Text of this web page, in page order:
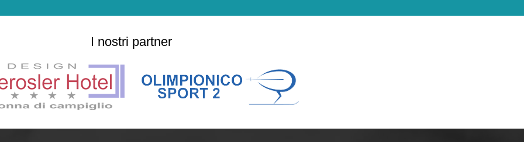
I nostri partner